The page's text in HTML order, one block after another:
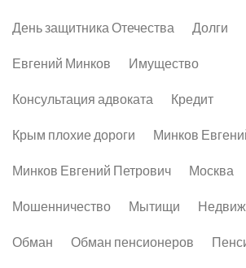
День защитника Отечества Долги
Евгений Минков Имущество
Консультация адвоката Кредит
Крым плохие дороги Минков
Минков Евгений Петрович Москва
Мошенничество Мытищи
Обман Обман пенсионеров